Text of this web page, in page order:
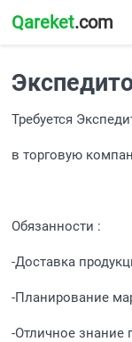
Qareket.com
Алматы
Астана
Каменогорск
Требуется
в торговую
Обязанности :
-Доставка
-Планирование
-Отличное знание